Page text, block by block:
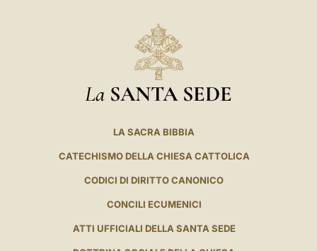
La SANTA SEDE
LA SACRA BIBBIA
CATECHISMO DELLA CHIESA CATTOLICA
CODICI DI DIRITTO CANONICO
CONCILI ECUMENICI
ATTI UFFICIALI DELLA SANTA SEDE